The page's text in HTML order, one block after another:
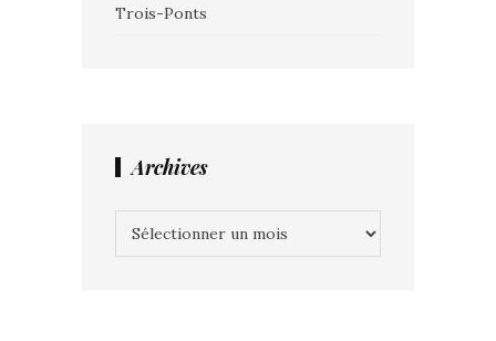
Trois-Ponts
Archives